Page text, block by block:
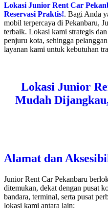
Lokasi Junior Rent Car
Reservasi Praktis!. Bagi Anda
mobil terpercaya di Pekanbaru,
terbaik. Lokasi kami strategis
penjuru kota, sehingga
layanan kami untuk kebutuhan
Lokasi Junior
Mudah
Alamat dan
Junior Rent Car Pekanbaru
ditemukan, dekat dengan pusat
bandara, terminal, serta pusat
lokasi kami antara lain: